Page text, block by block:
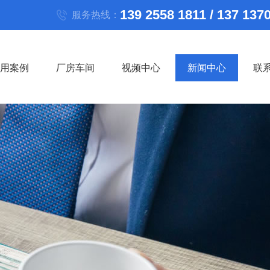
服务热线： 139 2558 1811 / 137
案例 厂房车间 视频中心 新闻中心 联